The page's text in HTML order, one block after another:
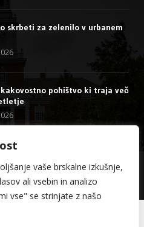
vaše brskalne izkušnje,
ali vsebin in analizo
vse" se strinjate z našo
skrbeti za zelenilo v urbanem
pohištvo ki traja več
All Right Reserved.
Kontakt